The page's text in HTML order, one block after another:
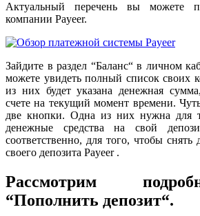
Актуальный перечень вы можете
компании Payeer.
Зайдите в раздел “Баланс“ в личном
можете увидеть полный список своих
из них будет указана денежная
счете на текущий момент времени.
две кнопки. Одна из них нужна для
денежные средства на свой
соответственно, для того, чтобы снять
своего депозита Payeer .
Рассмотрим
“Пополнить депозит“.